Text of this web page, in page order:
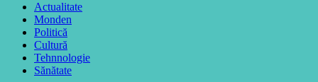
Actualitate
Monden
Politică
Cultură
Tehnnologie
Sănătate